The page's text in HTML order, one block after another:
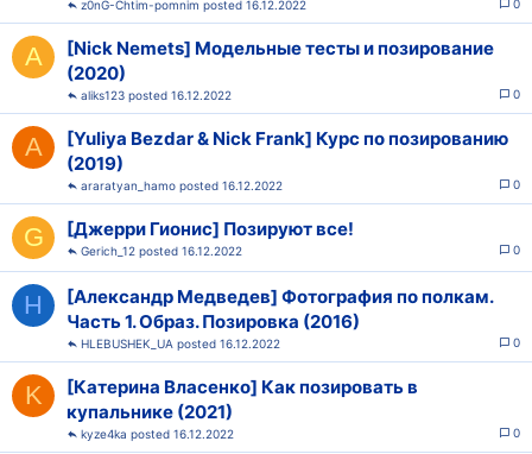
0
16.12.2022
z0nG-Chtim-pomnim
A
[Nick Nemets] Модельные тесты и позирование
(2020)
0
16.12.2022
aliks123
A
[Yuliya Bezdar & Nick Frank] Курс по позированию
(2019)
0
16.12.2022
araratyan_hamo
G [Джерри Гионис] Позируют все!
0
16.12.2022
Gerich_12
H
[Александр Медведев] Фотография по полкам.
Часть 1. Образ. Позировка (2016)
0
16.12.2022
HLEBUSHEK_UA
K
[Катерина Власенко] Как позировать в
купальнике (2021)
0
16.12.2022
kyze4ka